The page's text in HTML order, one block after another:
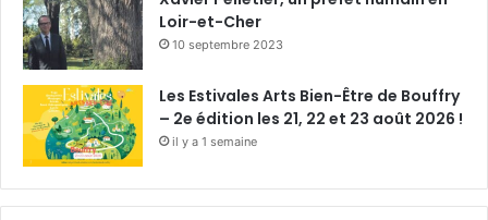
Loir-et-Cher
10 septembre 2023
Les Estivales Arts Bien-Être de Bouffry
– 2e édition les 21, 22 et 23 août 2026 !
il y a 1 semaine